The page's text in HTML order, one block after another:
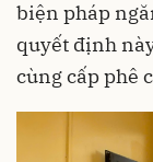
biện pháp
quyết định
cùng cấp phê